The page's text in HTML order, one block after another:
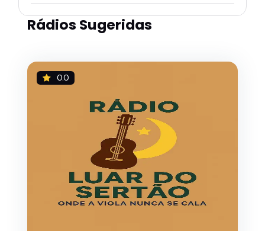
Rádios Sugeridas
0.0